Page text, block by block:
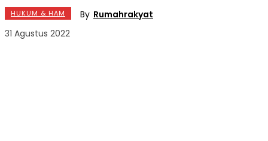
HUKUM & HAM By Rumahrakyat
31 Agustus 2022